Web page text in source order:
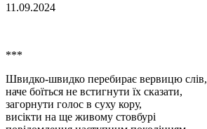
11.09.2024
***
Швидко-швидко перебирає вервицю слів,
наче боїться не встигнути їх сказати,
загорнути голос в суху кору,
висікти на ще живому стовбурі